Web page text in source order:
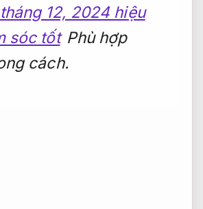
12, 2024 hiệu
sóc tốt Phù hợp
cách.